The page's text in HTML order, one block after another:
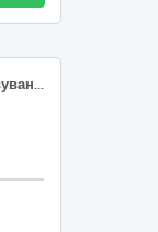
Послуги з ремонту і технічного обслуговування автомобілів